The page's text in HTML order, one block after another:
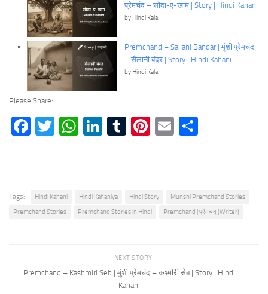
प्रेमचंद – सौदा-ए-खाम | Story | Hindi Kahani
by Hindi Kala
Premchand – Sailani Bandar | मुंशी प्रेमचंद
– सैलानी बंदर | Story | Hindi Kahani
by Hindi Kala
Please Share:
Facebook
TwitterWhatsApp
LinkedIn
Tumblr
Pinterest
Email
Tags: Hindi Kahani Hindi Kahaniya Hindi Story
Munshi Premchand Stories
Premchand Stories
Premchand Stories in Hindi Premchand | प्रेमचंद (Writer)
NEXT STORY
Premchand – Kashmiri Seb | मुंशी प्रेमचंद – कश्मीरी सेब | Story | Hindi
Kahani